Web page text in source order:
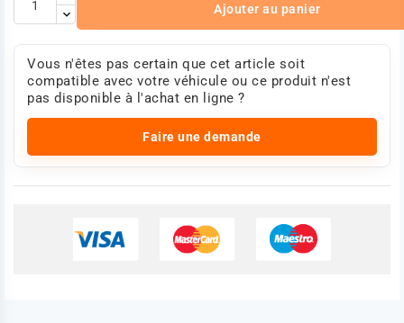
Ajouter au panier
Vous n'êtes pas certain que cet article soit
compatible avec votre véhicule ou ce produit n'est
pas disponible à l'achat en ligne ?
Faire une demande